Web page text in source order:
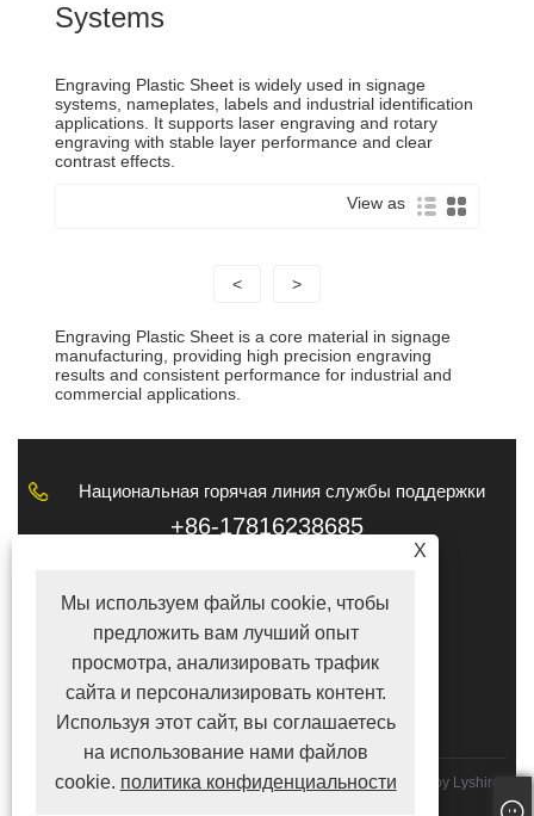
Systems
Engraving Plastic Sheet is widely used in signage
systems, nameplates, labels and industrial identification
applications. It supports laser engraving and rotary
engraving with stable layer performance and clear
contrast effects.
View as
< >
Engraving Plastic Sheet is a core material in signage
manufacturing, providing high precision engraving
results and consistent performance for industrial and
commercial applications.
Национальная горячая линия службы поддержки
клиентов
+86-17816238685
tina@lyshire.com
ПОДПИСЫВАЙТЕСЬ НА НАС
Copyright © 2022 Hong Kong Lyshire Group Limited／Вэньчжоу Lyshire
X
Мы используем файлы cookie, чтобы
предложить вам лучший опыт
просмотра, анализировать трафик
сайта и персонализировать контент.
Используя этот сайт, вы соглашаетесь
на использование нами файлов
cookie. политика конфиденциальности